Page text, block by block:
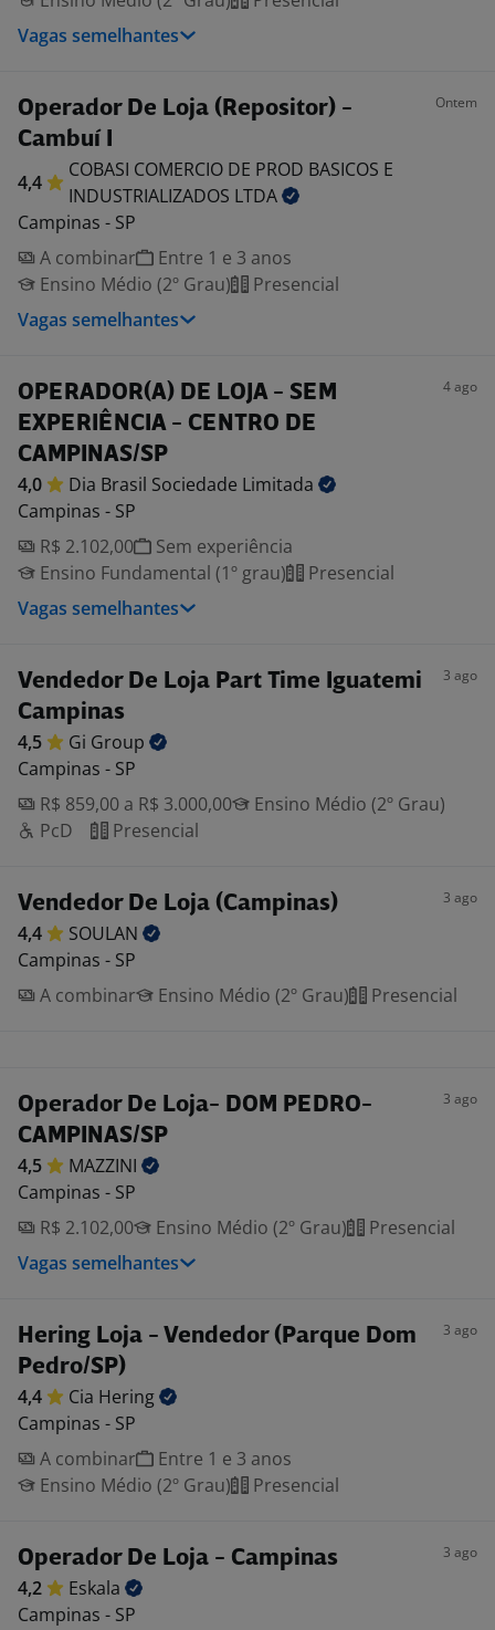
Vagas semelhantes
Operador De Loja (Repositor) -
Cambuí I
Ontem
4,4
COBASI COMERCIO DE PROD BASICOS E
INDUSTRIALIZADOS LTDA
Campinas - SP
A combinar
Entre 1 e 3 anos
Ensino Médio (2º Grau)
Presencial
Vagas semelhantes
OPERADOR(A) DE LOJA - SEM
EXPERIÊNCIA - CENTRO DE
CAMPINAS/SP
4 ago
4,0 Dia Brasil Sociedade Limitada
Campinas - SP
R$ 2.102,00
Sem experiência
Ensino Fundamental (1º grau)
Presencial
Vagas semelhantes
Vendedor De Loja Part Time Iguatemi
Campinas
3 ago
4,5 Gi Group
Campinas - SP
R$ 859,00 a R$ 3.000,00
Ensino Médio (2º Grau)
PcD
Presencial
Vendedor De Loja (Campinas) 3 ago
4,4
SOULAN
Campinas - SP
A combinar
Ensino Médio (2º Grau) Presencial
Operador De Loja- DOM PEDRO-
CAMPINAS/SP
3 ago
4,5
MAZZINI
Campinas - SP
R$ 2.102,00
Ensino Médio (2º Grau)
Presencial
Vagas semelhantes
Hering Loja - Vendedor (Parque Dom
Pedro/SP)
3 ago
4,4 Cia Hering
Campinas - SP
A combinar
Entre 1 e 3 anos
Ensino Médio (2º Grau)
Presencial
Operador De Loja - Campinas 3 ago
4,2
Eskala
Campinas - SP